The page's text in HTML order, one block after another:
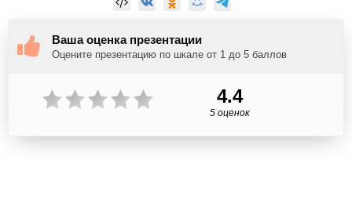
Ваша оценка презентации
Оцените презентацию по шкале от 1 до 5 баллов
4.4
5 оценок